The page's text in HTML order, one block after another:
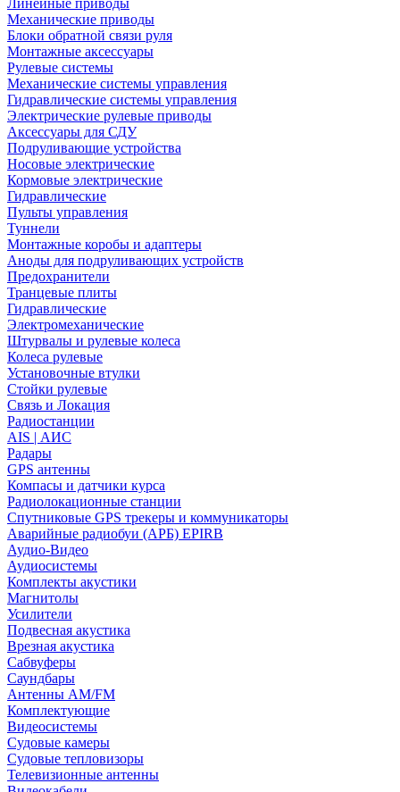
Линейные приводы
Механические приводы
Блоки обратной связи руля
Монтажные аксессуары
Рулевые системы
Механические системы управления
Гидравлические системы управления
Электрические рулевые приводы
Аксессуары для СДУ
Подруливающие устройства
Носовые электрические
Кормовые электрические
Гидравлические
Пульты управления
Туннели
Монтажные коробы и адаптеры
Аноды для подруливающих устройств
Предохранители
Транцевые плиты
Гидравлические
Электромеханические
Штурвалы и рулевые колеса
Колеса рулевые
Установочные втулки
Стойки рулевые
Связь и Локация
Радиостанции
AIS | АИС
Радары
GPS антенны
Компасы и датчики курса
Радиолокационные станции
Спутниковые GPS трекеры и коммуникаторы
Аварийные радиобуи (АРБ) EPIRB
Аудио-Видео
Аудиосистемы
Комплекты акустики
Магнитолы
Усилители
Подвесная акустика
Врезная акустика
Сабвуферы
Саундбары
Антенны AM/FM
Комплектующие
Видеосистемы
Судовые камеры
Cудовые тепловизоры
Телевизионные антенны